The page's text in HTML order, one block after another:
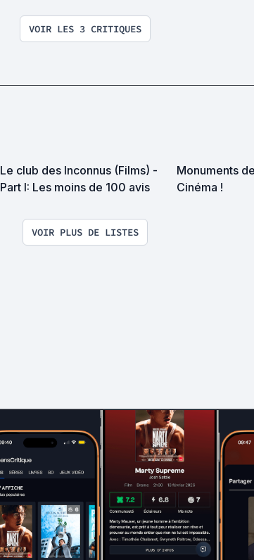
VOIR LES 3 CRITIQUES
Le club des Inconnus (Films) -
Part I: Les moins de 100 avis
Monuments
Cinéma !
VOIR PLUS DE LISTES